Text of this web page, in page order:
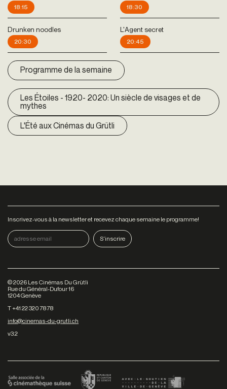
18:15 18:30
Drunken noodles
20:30
L'Agent secret
20:45
Programme de la semaine
Les Étoiles - 1920- 2020: Un siècle de visages et de
mythes
L'Été aux Cinémas du Grütli
Inscrivez-vous à la newsletter et recevez chaque semaine le programme!
©2026 Les Cinémas Du Grütli
Rue du Général-Dufour 16
1204 Genève
T +41 22 320 78 78
info@cinemas-du-grutli.ch
v3.2